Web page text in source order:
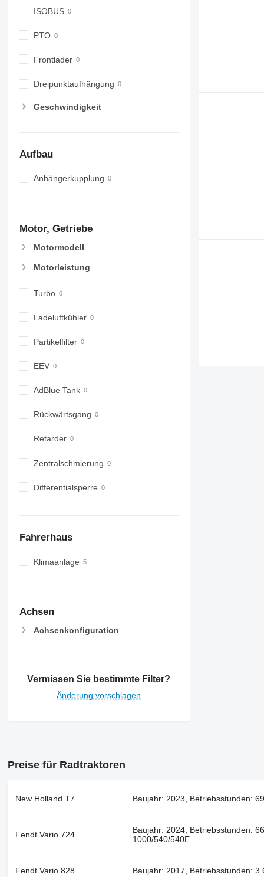
ISOBUS
PTO
Frontlader
Dreipunktaufhängung
Geschwindigkeit
Aufbau
Anhängerkupplung
Motor, Getriebe
Motormodell
Motorleistung
Turbo
Ladeluftkühler
Partikelfilter
EEV
AdBlue Tank
Rückwärtsgang
Retarder
Zentralschmierung
Differentialsperre
Fahrerhaus
Klimaanlage
Achsen
Achsenkonfiguration
Vermissen Sie bestimmte Filter?
Änderung vorschlagen
Preise für Radtraktoren
New Holland T7 Baujahr: 2023, Betriebsstunden:
Fendt Vario 724
Baujahr: 2024, Betriebsstunden:
1000/540/540E
Fendt Vario 828 Baujahr: 2017, Betriebsstunden: